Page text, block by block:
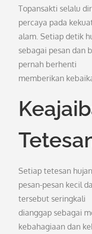
Topansakti selalu
percaya pada
alam. Setiap detik
sebagai pesan dan
pernah berhenti
memberikan
Setiap tetesan
pesan-pesan kecil
tersebut seringkali
dianggap sebagai
kebahagiaan dan